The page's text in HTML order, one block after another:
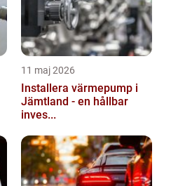
11 maj 2026
Installera värmepump i
Jämtland - en hållbar
inves...